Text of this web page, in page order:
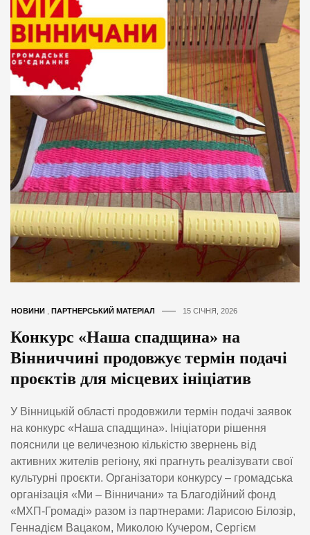
НОВИНИ ПАРТНЕРСЬКИЙ МАТЕРІАЛ 15 СІЧНЯ, 2026
Конкурс «Наша спадщина» на
Вінниччині продовжує термін подачі
проєктів для місцевих ініціатив
У Вінницькій області продовжили термін подачі заявок
на конкурс «Наша спадщина». Ініціатори рішення
пояснили це величезною кількістю звернень від
активних жителів регіону, які прагнуть реалізувати свої
культурні проєкти. Організатори конкурсу – громадська
організація «Ми – Вінничани» та Благодійний фонд
«МХП-Громаді» разом із партнерами: Ларисою Білозір,
Геннадієм Вацаком, Миколою Кучером, Сергієм